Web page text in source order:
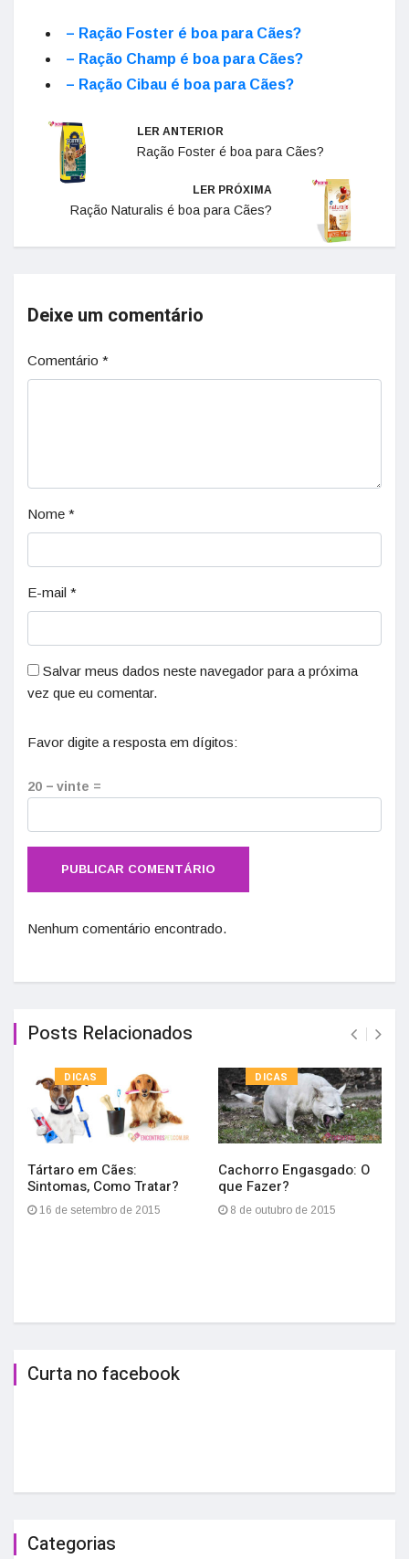
– Ração Foster é boa para Cães?
– Ração Champ é boa para Cães?
– Ração Cibau é boa para Cães?
LER ANTERIOR
Ração Foster é boa para Cães?
LER PRÓXIMA
Ração Naturalis é boa para Cães?
Deixe um comentário
Comentário *
Nome *
E-mail *
Salvar meus dados neste navegador para a próxima
vez que eu comentar.
Favor digite a resposta em dígitos:
20 − vinte =
Nenhum comentário encontrado.
Posts Relacionados
DICAS
Tártaro em Cães:
Sintomas, Como Tratar?
16 de setembro de 2015
DICAS
Cachorro Engasgado: O
que Fazer?
8 de outubro de 2015
Curta no facebook
Categorias